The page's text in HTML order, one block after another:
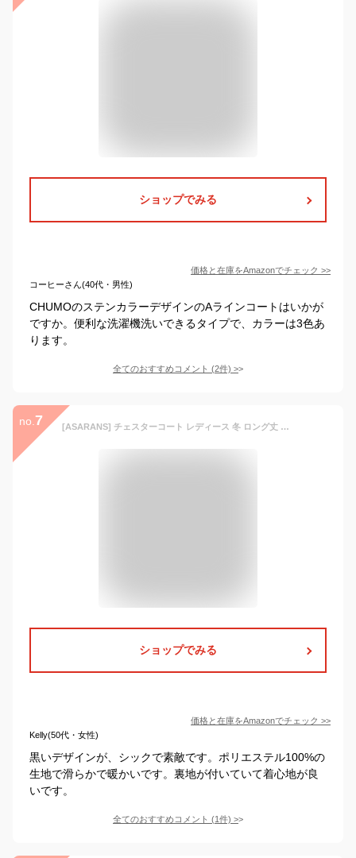
ショップでみる
価格と在庫をAmazonでチェック >>
コーヒーさん(40代・男性)
CHUMOのステンカラーデザインのAラインコートはいかが
ですか。便利な洗濯機洗いできるタイプで、カラーは3色あ
ります。
全てのおすすめコメント (2件) >
no. 7 [ASARANS] チェスターコート レディース 冬 ロング丈 中綿 大きいサイズ ゆったり 厚手 暖かい 無地 きれいめ シンプル (L, ブラック)
ショップでみる
価格と在庫をAmazonでチェック >>
Kelly(50代・女性)
黒いデザインが、シックで素敵です。ポリエステル100%の
生地で滑らかで暖かいです。裏地が付いていて着心地が良
いです。
全てのおすすめコメント (1件) >